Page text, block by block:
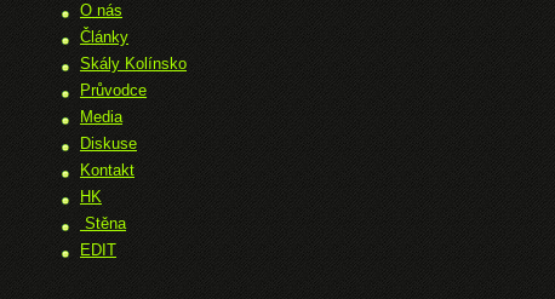
O nás
Články
Skály Kolínsko
Průvodce
Media
Diskuse
Kontakt
HK
Stěna
EDIT